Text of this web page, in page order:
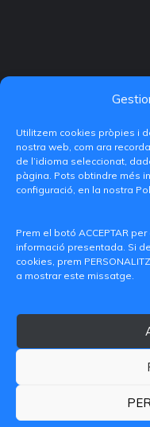
Utilitzem cookies pròpies i
nostra web, com ara
de l’idioma seleccionat,
pàgina. Pots obtindre més
configuració, en la nostra
Prem el botó ACCEPTAR
informació presentada. Si
cookies, prem
a mostrar este missatge.
C/ Paranimf,